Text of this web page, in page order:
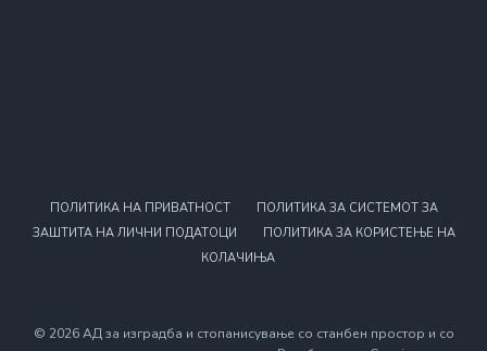
ПОЛИТИКА НА ПРИВАТНОСТ
ПОЛИТИКА ЗА СИСТЕМОТ ЗА
ЗАШТИТА НА ЛИЧНИ ПОДАТОЦИ
ПОЛИТИКА ЗА КОРИСТЕЊЕ НА
КОЛАЧИЊА
© 2026 АД за изградба и стопанисување со станбен простор и со